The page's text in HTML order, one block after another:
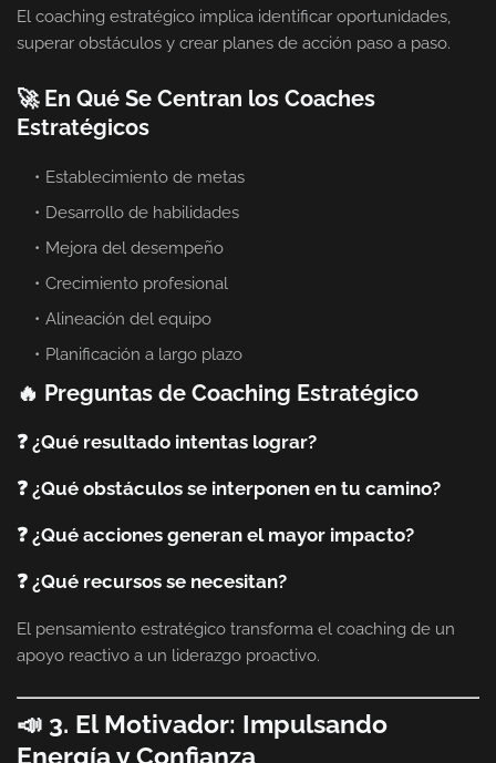
El coaching estratégico implica identificar oportunidades,
superar obstáculos y crear planes de acción paso a paso.
🚀 En Qué Se Centran los Coaches
Estratégicos
Establecimiento de metas
Desarrollo de habilidades
Mejora del desempeño
Crecimiento profesional
Alineación del equipo
Planificación a largo plazo
🔥 Preguntas de Coaching Estratégico
❓ ¿Qué resultado intentas lograr?
❓ ¿Qué obstáculos se interponen en tu camino?
❓ ¿Qué acciones generan el mayor impacto?
❓ ¿Qué recursos se necesitan?
El pensamiento estratégico transforma el coaching de un
apoyo reactivo a un liderazgo proactivo.
📣 3. El Motivador: Impulsando
Energía y Confianza